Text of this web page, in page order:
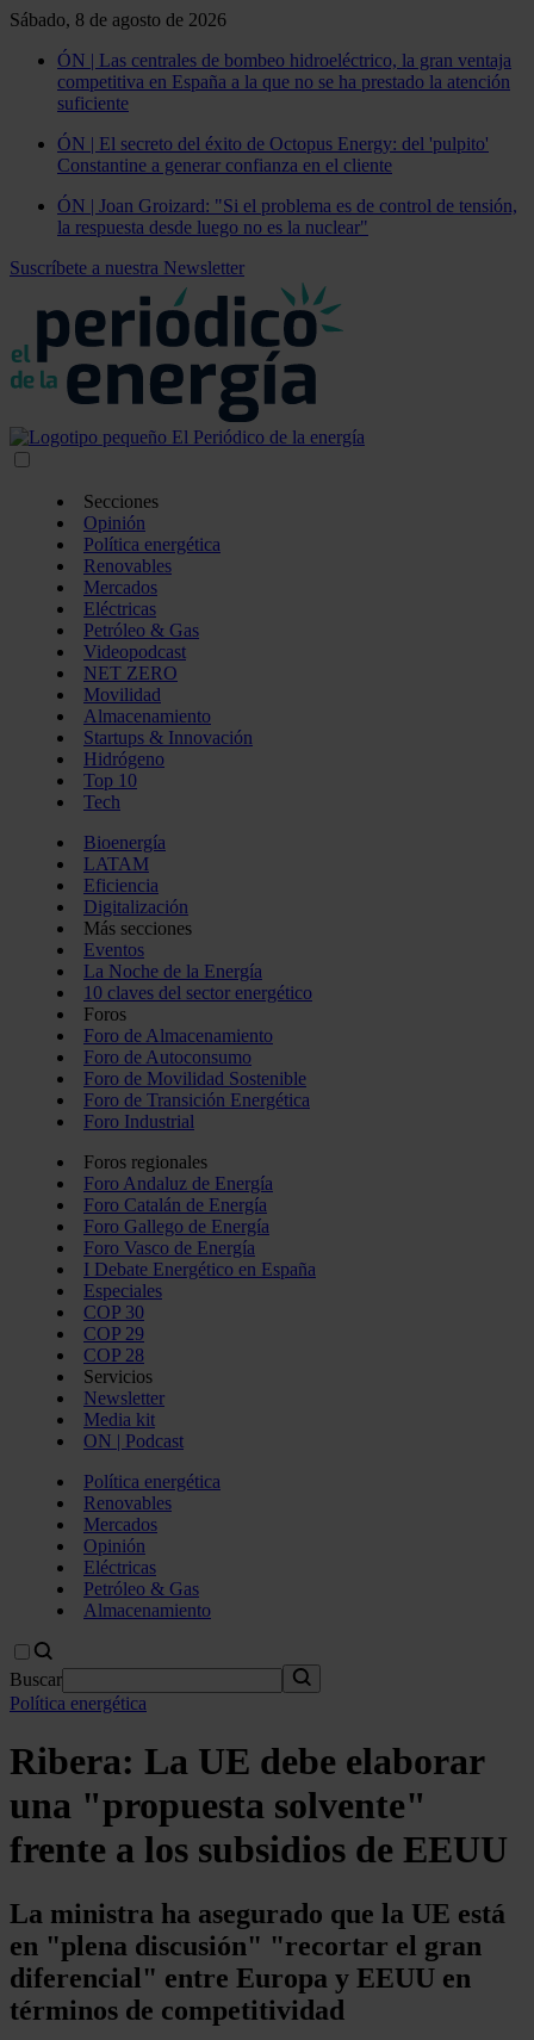
Sábado, 8 de agosto de 2026
ÓN | Las centrales de bombeo hidroeléctrico, la gran ventaja
competitiva en España a la que no se ha prestado la atención
suficiente
ÓN | El secreto del éxito de Octopus Energy: del 'pulpito'
Constantine a generar confianza en el cliente
ÓN | Joan Groizard: "Si el problema es de control de tensión,
la respuesta desde luego no es la nuclear"
Suscríbete a nuestra Newsletter
Secciones
Opinión
Política energética
Renovables
Mercados
Eléctricas
Petróleo & Gas
Videopodcast
NET ZERO
Movilidad
Almacenamiento
Startups & Innovación
Hidrógeno
Top 10
Tech
Bioenergía
LATAM
Eficiencia
Digitalización
Más secciones
Eventos
La Noche de la Energía
10 claves del sector energético
Foros
Foro de Almacenamiento
Foro de Autoconsumo
Foro de Movilidad Sostenible
Foro de Transición Energética
Foro Industrial
Foros regionales
Foro Andaluz de Energía
Foro Catalán de Energía
Foro Gallego de Energía
Foro Vasco de Energía
I Debate Energético en España
Especiales
COP 30
COP 29
COP 28
Servicios
Newsletter
Media kit
ON | Podcast
Política energética
Renovables
Mercados
Opinión
Eléctricas
Petróleo & Gas
Almacenamiento
Buscar
Política energética
Ribera: La UE debe elaborar
una "propuesta solvente"
frente a los subsidios de EEUU
La ministra ha asegurado que la UE está
en "plena discusión" "recortar el gran
diferencial" entre Europa y EEUU en
términos de competitividad